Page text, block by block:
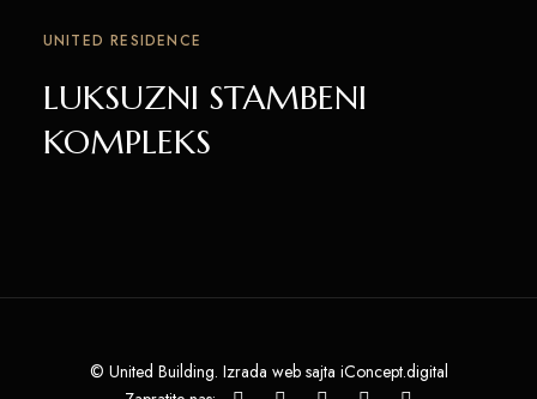
UNITED RESIDENCE
LUKSUZNI STAMBENI
KOMPLEKS
© United Building. Izrada web sajta iConcept.digital